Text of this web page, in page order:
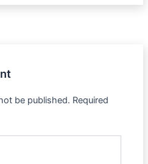
be published. Required